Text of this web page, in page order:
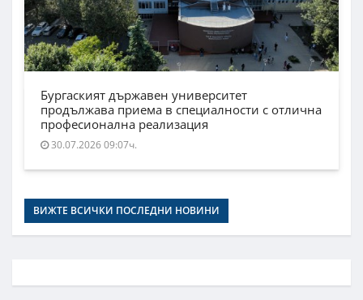
Бургаският държавен университет
продължава приема в специалности с отлична
професионална реализация
30.07.2026 09:07ч.
ВИЖТЕ ВСИЧКИ ПОСЛЕДНИ НОВИНИ